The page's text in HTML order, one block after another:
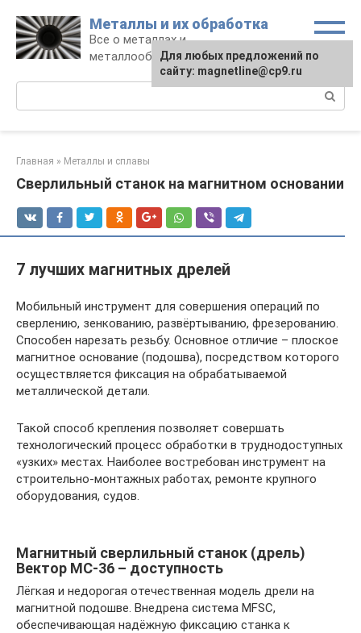
контенту
Металлы и их обработка
Все о металлах и
металлообработке
Главная » Металлы и сплавы
Сверлильный станок на магнитном основании
7 лучших магнитных дрелей
Мобильный инструмент для совершения операций по
сверлению, зенкованию, развёртыванию, фрезерованию.
Способен нарезать резьбу. Основное отличие – плоское
магнитное основание (подошва), посредством которого
осуществляется фиксация на обрабатываемой
металлической детали.
Такой способ крепления позволяет совершать
технологический процесс обработки в труднодоступных
«узких» местах. Наиболее востребован инструмент на
строительно-монтажных работах, ремонте крупного
оборудования, судов.
Магнитный сверлильный станок (дрель)
Вектор МС-36 – доступность
Лёгкая и недорогая отечественная модель дрели на
магнитной подошве. Внедрена система MFSC,
обеспечивающая надёжную фиксацию станка к
Для любых предложений по
сайту: magnetline@cp9.ru